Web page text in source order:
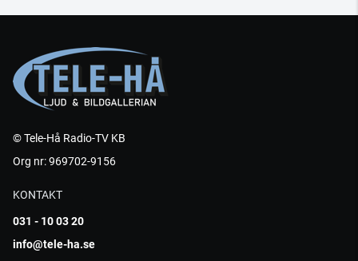
© Tele-Hå Radio-TV KB
Org nr: 969702-9156
KONTAKT
031 - 10 03 20
info@tele-ha.se